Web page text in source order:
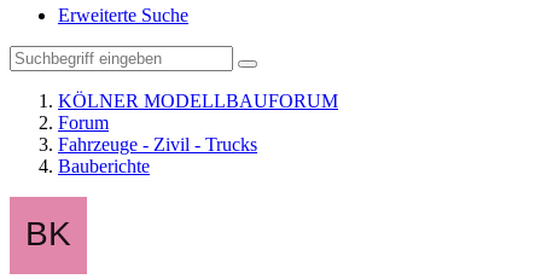
Erweiterte Suche
KÖLNER MODELLBAUFORUM
Forum
Fahrzeuge - Zivil - Trucks
Bauberichte